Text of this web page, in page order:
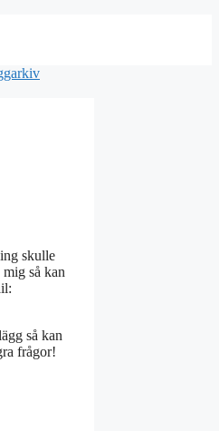
skulle
så kan
så kan
frågor!